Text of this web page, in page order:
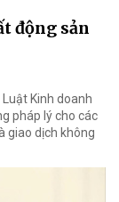
động sản
Kinh doanh
pháp lý cho các
giao dịch không